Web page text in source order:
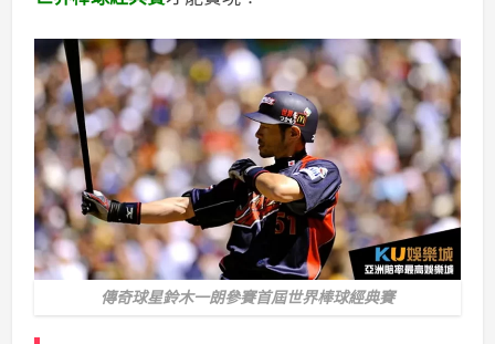
傳奇球星鈴木一朗參賽首屆世界棒球經典賽